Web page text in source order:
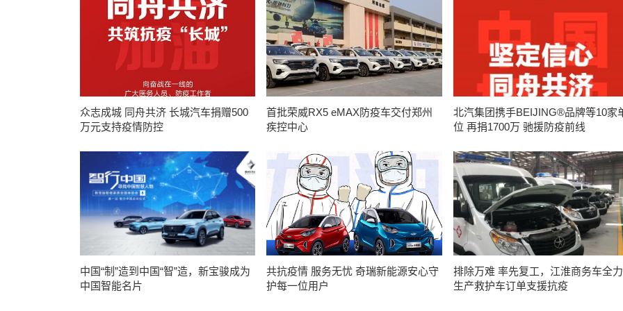
众志成城 同舟共济 长城汽车捐赠500
万元支持疫情防控
首批荣威RX5 eMAX防疫车交付郑州
疾控中心
北汽集团携手BEIJING®品牌等10家
位 再捐1700万 驰援防疫前线
中国“制”造到中国“智”造，新宝骏成为
中国智能名片
共抗疫情 服务无忧 奇瑞新能源安心守
护每一位用户
排除万难 率先复工，江淮商务车全力
生产救护车订单支援抗疫